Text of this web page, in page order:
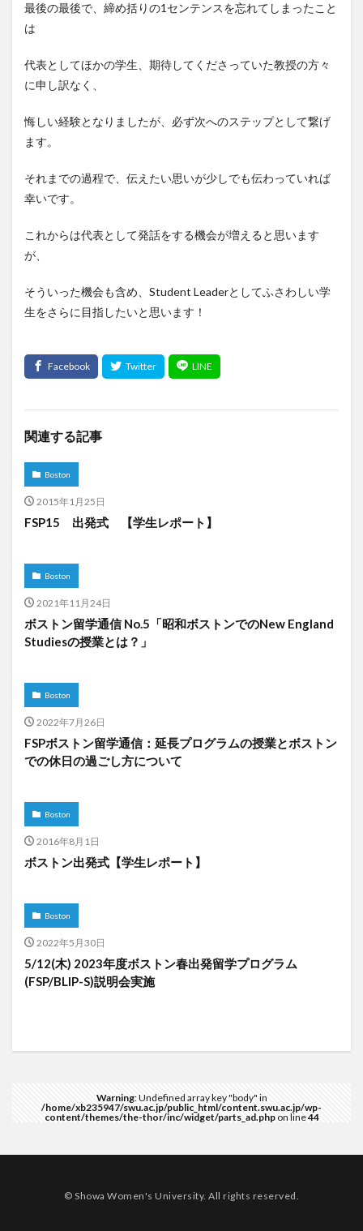
最後の最後で、締め括りの1センテンスを忘れてしまったこと
は
代表としてほかの学生、期待してくださっていた教授の方々
に申し訳なく、
悔しい経験となりましたが、必ず次へのステップとして繋げ
ます。
それまでの過程で、伝えたい思いが少しでも伝わっていれば
幸いです。
これからは代表として発話をする機会が増えると思います
が、
そういった機会も含め、Student Leaderとしてふさわしい学
生をさらに目指したいと思います！
関連する記事
Boston
2015年1月25日
FSP15 出発式 【学生レポート】
Boston
2021年11月24日
ボストン留学通信 No.5「昭和ボストンでのNew England
Studiesの授業とは？」
Boston
2022年7月26日
FSPボストン留学通信：延長プログラムの授業とボストン
での休日の過ごし方について
Boston
2016年8月1日
ボストン出発式【学生レポート】
Boston
2022年5月30日
5/12(木) 2023年度ボストン春出発留学プログラム
(FSP/BLIP-S)説明会実施
Warning: Undefined array key "body" in
/home/xb235947/swu.ac.jp/public_html/content.swu.ac.jp/wp-
content/themes/the-thor/inc/widget/parts_ad.phpon line44
© Showa Women's University. All rights reserved.